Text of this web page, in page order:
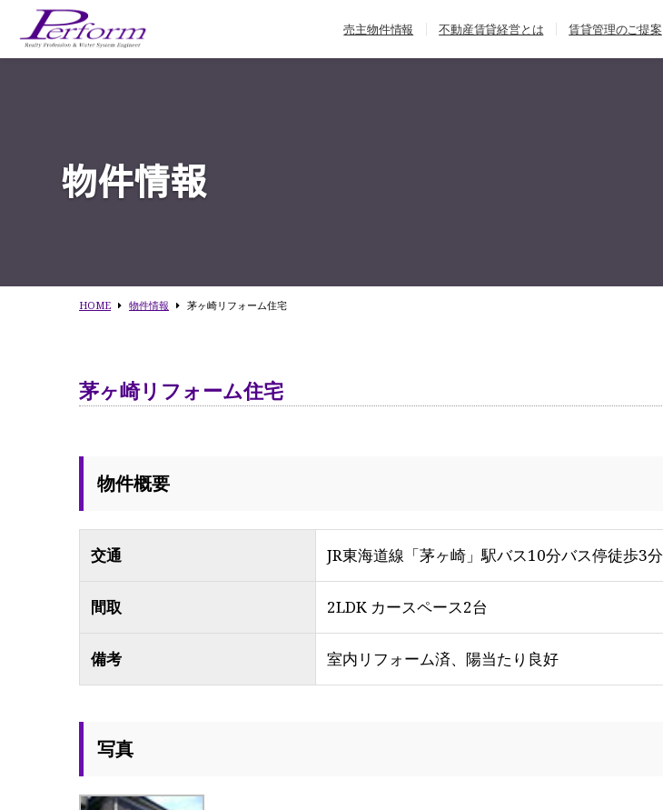
売主物件情報 不動産賃貸経営とは 賃貸管理のご提案
物件情報
HOME 物件情報 茅ヶ崎リフォーム住宅
茅ヶ崎リフォーム住宅
物件概要
交通 JR東海道線「茅ヶ崎」駅バス10分バス停徒歩3分
間取 2LDK カースペース2台
備考 室内リフォーム済、陽当たり良好
写真